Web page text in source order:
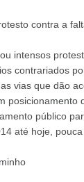
contra a
intensos
contrariados
vias que dão
posicionamento
público
até hoje, pouca